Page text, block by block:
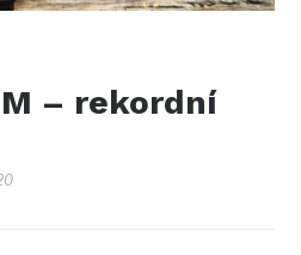
– rekordní